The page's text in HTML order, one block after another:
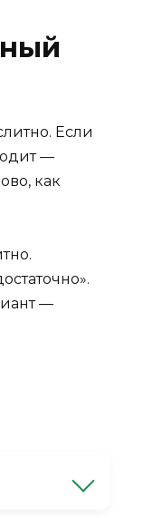
Если
—
как
—